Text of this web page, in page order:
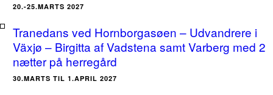
20.-25.MARTS 2027
Tranedans ved Hornborgasøen – Udvandrere i
Växjø – Birgitta af Vadstena samt Varberg med 2
nætter på herregård
30.MARTS TIL 1.APRIL 2027